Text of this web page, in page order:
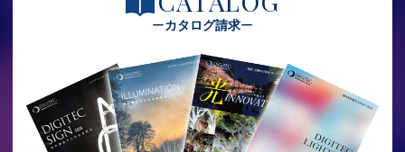
カタログ請求